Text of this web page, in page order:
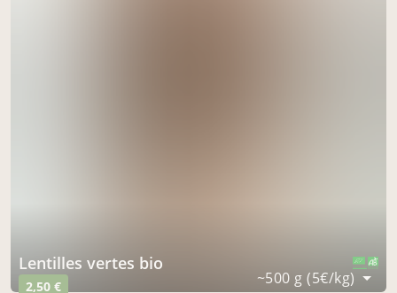
lentilles vertes bio
2,50 € ~500 g (5€/kg)